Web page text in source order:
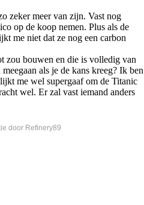
zeker meer van zijn. Vast nog
op de koop nemen. Plus als de
me niet dat ze nog een carbon
zou bouwen en die is volledig van
als je de kans kreeg? Ik ben
me wel supergaaf om de Titanic
wel. Er zal vast iemand anders
door Refinery89